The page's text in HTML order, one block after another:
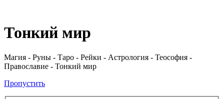
Тонкий мир
Магия - Руны - Таро - Рейки - Астрология - Теософия -
Православие - Тонкий мир
Пропустить